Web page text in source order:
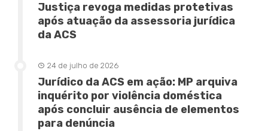
Justiça revoga medidas protetivas
após atuação da assessoria jurídica
da ACS
24 de julho de 2026
Jurídico da ACS em ação: MP arquiva
inquérito por violência doméstica
após concluir ausência de elementos
para denúncia